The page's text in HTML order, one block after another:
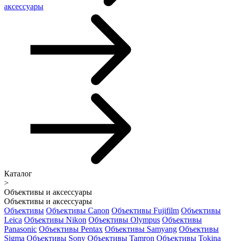
аксессуары
Каталог
>
Объективы и аксессуары
Объективы и аксессуары
Объективы Объективы Canon Объективы Fujifilm Объективы
Leica Объективы Nikon Объективы Olympus Объективы
Panasonic Объективы Pentax Объективы Samyang Объективы
Sigma Объективы Sony Объективы Tamron Объективы Tokina